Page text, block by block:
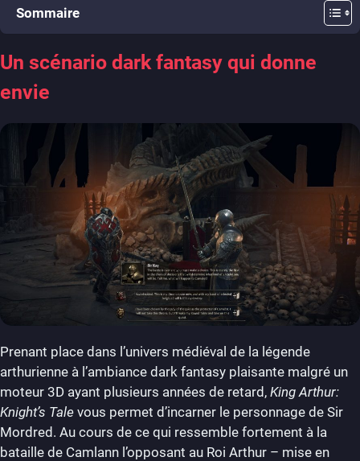
Sommaire
Un scénario dark fantasy qui donne
envie
Prenant place dans l’univers médiéval de la légende
arthurienne à l’ambiance dark fantasy plaisante malgré un
moteur 3D ayant plusieurs années de retard, King Arthur:
Knight’s Tale vous permet d’incarner le personnage de Sir
Mordred. Au cours de ce qui ressemble fortement à la
bataille de Camlann l’opposant au Roi Arthur – mise en